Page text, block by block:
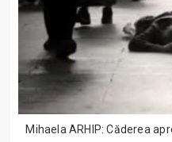
Mihaela ARHIP: Căderea